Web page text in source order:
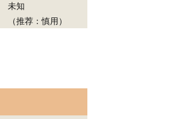
未知
（推荐：慎用）